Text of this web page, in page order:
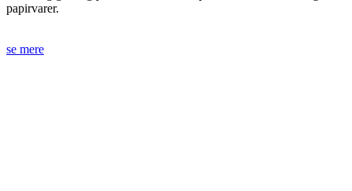
papirvarer.
se mere